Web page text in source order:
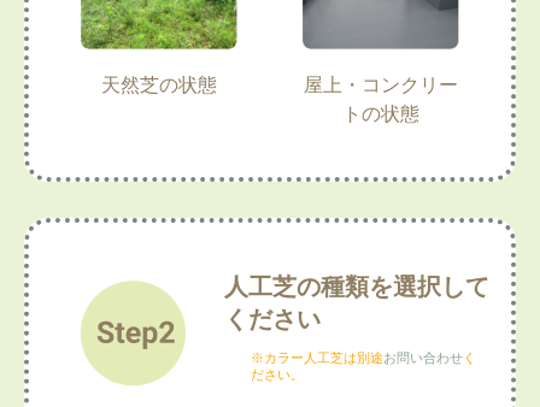
天然芝の状態
屋上・コンクリー
トの状態
人工芝の種類を選択して
ください
※カラー人工芝は別途お問い合わせ く
ださい。